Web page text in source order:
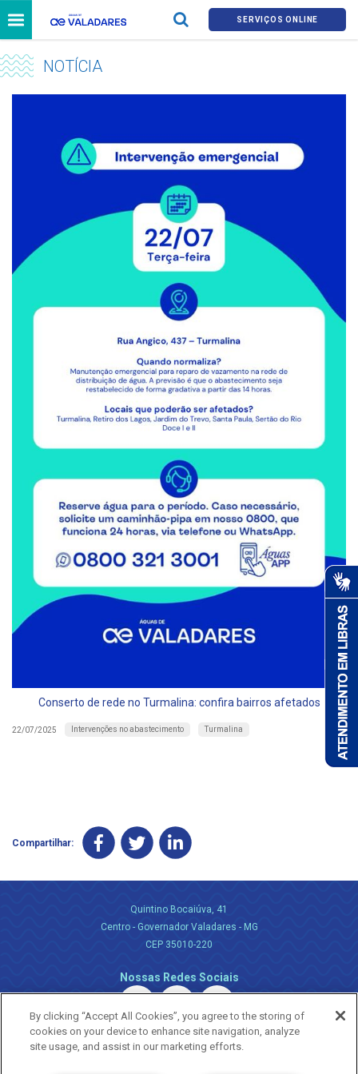
SERVIÇOS ONLINE
NOTÍCIA
Conserto de rede no Turmalina: confira bairros afetados
22/07/2025 Intervenções no abastecimento Turmalina
Compartilhar:
Quintino Bocaiúva, 41
Centro - Governador Valadares - MG
CEP 35010-220
Nossas Redes Sociais
By clicking “Accept All Cookies”, you agree to the storing of
cookies on your device to enhance site navigation, analyze
site usage, and assist in our marketing efforts.